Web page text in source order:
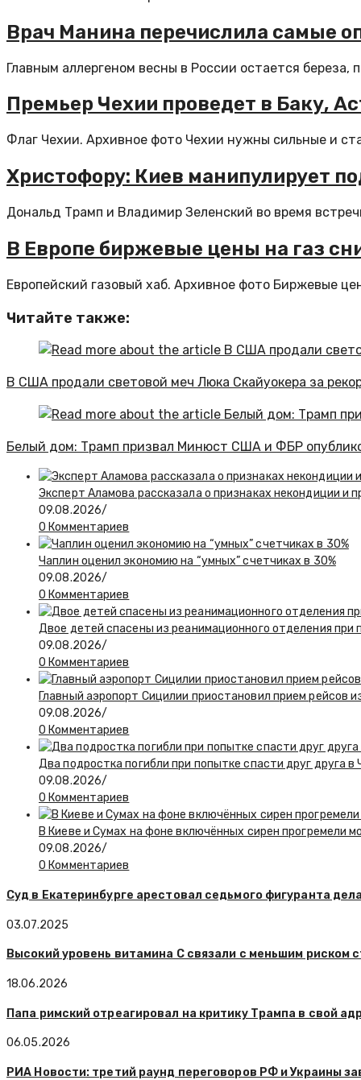
Врач Манина перечислила самые
Главным аллергеном весны в России остается
Премьер Чехии проведет в Баку,
Флаг Чехии. Архивное фото Чехии нужны сильные и
Христофору: Киев манипулирует
Дональд Трамп и Владимир Зеленский во время
В Европе биржевые цены на газ
Европейский газовый хаб. Архивное фото Биржевые
Читайте также:
В США продали световой меч Люка Скайуокера за
Белый дом: Трамп призвал Минюст США и ФБР
Эксперт Аламова рассказала о признаках некондиции и
09.08.2026/
0 Комментариев
Чаплин оценил экономию на “умных” счетчиках в 30%
09.08.2026/
0 Комментариев
Двое детей спасены из реанимационного отделения при
09.08.2026/
0 Комментариев
Главный аэропорт Сицилии приостановил прием рейсов
09.08.2026/
0 Комментариев
Два подростка погибли при попытке спасти друг друга в
09.08.2026/
0 Комментариев
В Киеве и Сумах на фоне включённых сирен прогремели
09.08.2026/
0 Комментариев
Суд в Екатеринбурге арестовал седьмого фигуранта
03.07.2025
Высокий уровень витамина С связали с меньшим риском
18.06.2026
Папа римский отреагировал на критику Трампа в свой
06.05.2026
РИА Новости: третий раунд переговоров РФ и Украины